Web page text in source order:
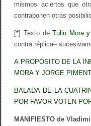
mismos aciertos que
contraponen otras
[*] Texto deTulio Mora
contra réplica–
A PROPÓSITO DE LA
MORA Y JORGE
BALADA DE LA
POR FAVOR VOTEN
MANIFIESTO de